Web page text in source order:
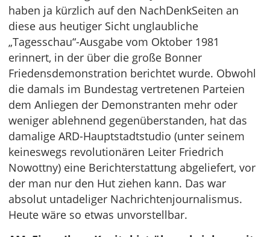
haben ja kürzlich auf den NachDenkSeiten an
diese aus heutiger Sicht unglaubliche
„Tagesschau“-Ausgabe vom Oktober 1981
erinnert, in der über die große Bonner
Friedensdemonstration berichtet wurde. Obwohl
die damals im Bundestag vertretenen Parteien
dem Anliegen der Demonstranten mehr oder
weniger ablehnend gegenüberstanden, hat das
damalige ARD-Hauptstadtstudio (unter seinem
keineswegs revolutionären Leiter Friedrich
Nowottny) eine Berichterstattung abgeliefert, vor
der man nur den Hut ziehen kann. Das war
absolut untadeliger Nachrichtenjournalismus.
Heute wäre so etwas unvorstellbar.